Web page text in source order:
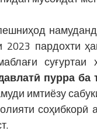
пардохти
пурра ба
имтиёзу